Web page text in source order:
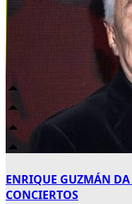
ENRIQUE GUZMÁN
CONCIERTOS